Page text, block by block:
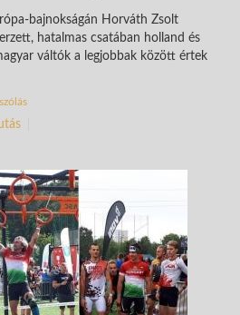
bajnokságán Horváth Zsolt
hatalmas csatában holland és
váltók a legjobbak között értek